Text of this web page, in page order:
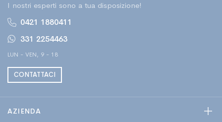
I nostri esperti sono a tua disposizione!
0421 1880411
331 2254463
LUN - VEN, 9 - 18
CONTATTACI
AZIENDA